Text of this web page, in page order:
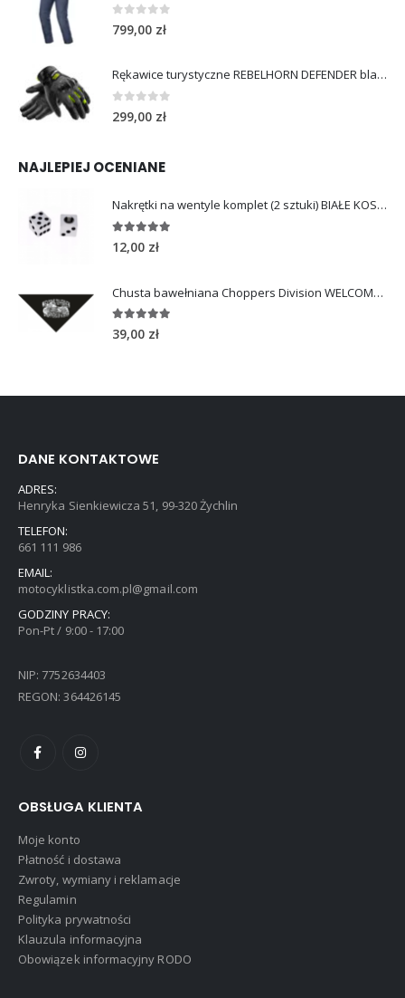
0out of 5
799,00 zł
Rękawice turystyczne REBELHORN DEFENDER black yellow fluo
0 out of 5
299,00 zł
NAJLEPIEJ OCENIANE
Nakrętki na wentyle komplet (2 sztuki) BIAŁE KOSTKI
5.00out of 5
12,00 zł
Chusta bawełniana Choppers Division WELCOME TO HEAVEN
5.00out of 5
39,00 zł
DANE KONTAKTOWE
ADRES:
Henryka Sienkiewicza 51, 99-320 Żychlin
TELEFON:
661 111 986
EMAIL:
motocyklistka.com.pl@gmail.com
GODZINY PRACY:
Pon-Pt / 9:00 - 17:00
NIP: 7752634403
REGON: 364426145
OBSŁUGA KLIENTA
Moje konto
Płatność i dostawa
Zwroty, wymiany i reklamacje
Regulamin
Polityka prywatności
Klauzula informacyjna
Obowiązek informacyjny RODO